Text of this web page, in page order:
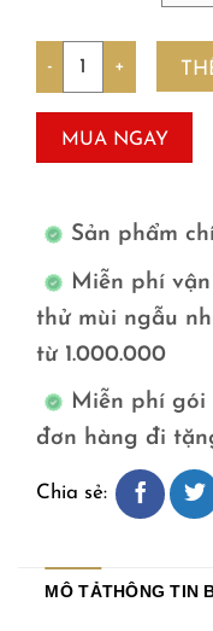
MUA NGAY
Sản phẩm
Miễn phí
thử mùi ngẫu
từ 1.000.000
Miễn phí gói
đơn hàng đi
Chia sẻ:
MÔ TẢTHÔNG TIN